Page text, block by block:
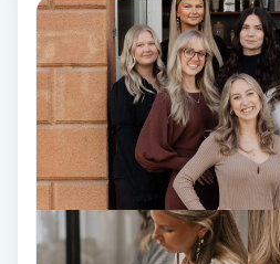
Slingor
Sockring
Spa manikyr & pedikyr